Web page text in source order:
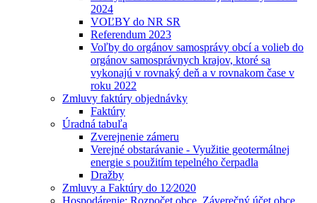
2024
VOĽBY do NR SR
Referendum 2023
Voľby do orgánov samosprávy obcí a volieb do
orgánov samosprávnych krajov, ktoré sa
vykonajú v rovnaký deň a v rovnakom čase v
roku 2022
Zmluvy faktúry objednávky
Faktúry
Úradná tabuľa
Zverejnenie zámeru
Verejné obstarávanie - Využitie geotermálnej
energie s použitím tepelného čerpadla
Dražby
Zmluvy a Faktúry do 12⁄2020
Hospodárenie: Rozpočet obce, Záverečný účet obce,